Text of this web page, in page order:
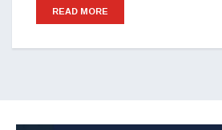
READ MORE